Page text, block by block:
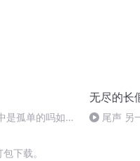
是孤单的吗如何
无尽的长
尾声 另
下载。